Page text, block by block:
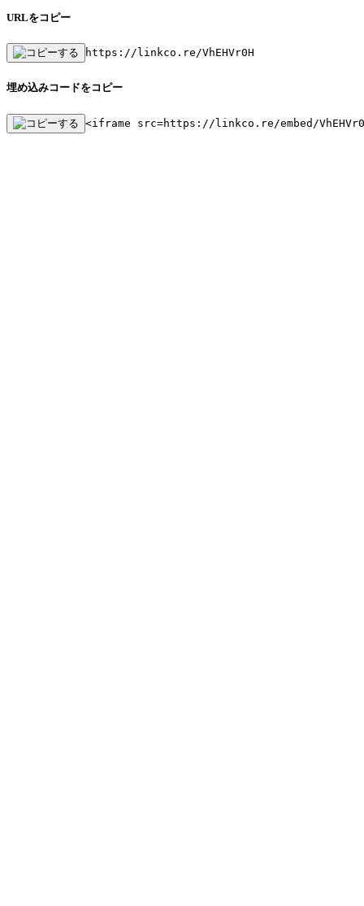
URLをコピー
https://linkco.re/VhEHVr0H
埋め込みコードをコピー
<iframe src=https://linkco.re/embed/